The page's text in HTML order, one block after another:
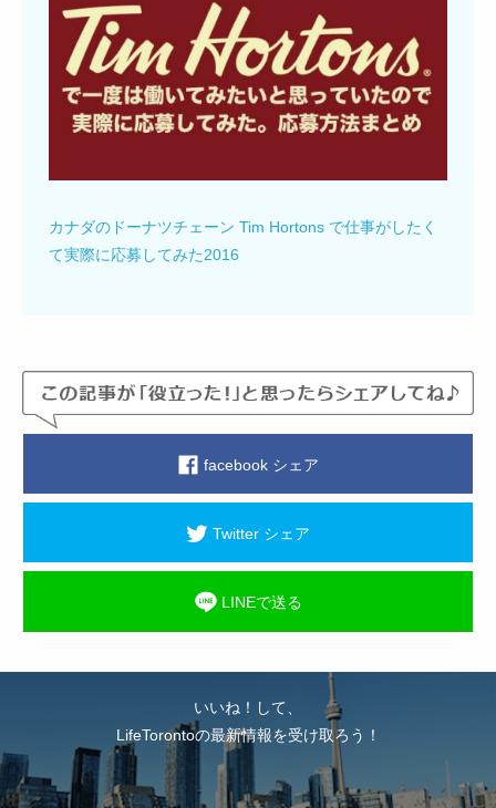
カナダのドーナツチェーン Tim Hortons で仕事がしたく
て実際に応募してみた2016
facebook シェア
Twitter シェア
LINEで送る
いいね！して、
LifeTorontoの最新情報を受け取ろう！